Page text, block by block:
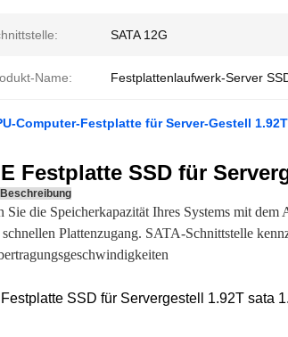
SATA 12G
Name: Festplattenlaufwerk-Server
Computer-Festplatte für Server-Gestell
Festplatte SSD für
Sie die Speicherkapazität Ihres Systems mit
Plattenzugang. SATA-Schnittstelle
SSD für Servergestell 1.92T sata